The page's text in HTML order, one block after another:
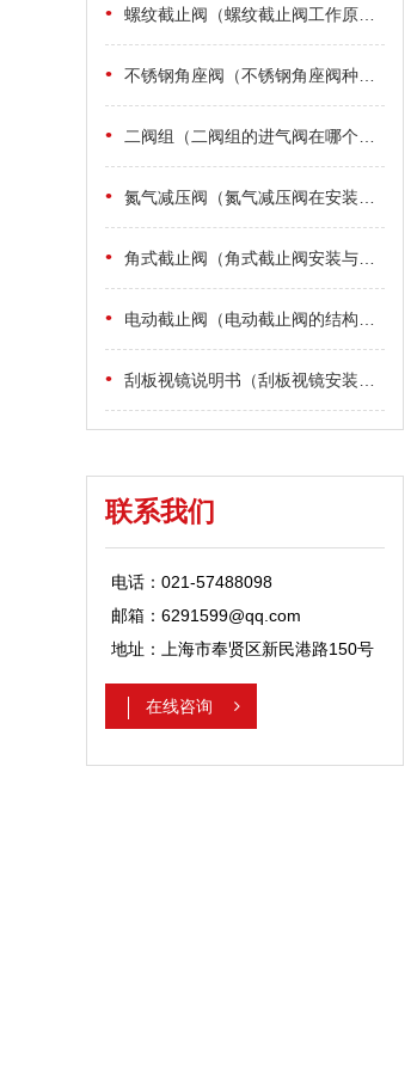
• 螺纹截止阀（螺纹截止阀工作原理）
• 不锈钢角座阀（不锈钢角座阀种类及应用参数）
• 二阀组（二阀组的进气阀在哪个位置及作用）
• 氮气减压阀（氮气减压阀在安装和维护需要注意哪些事项）
• 角式截止阀（角式截止阀安装与维护）
• 电动截止阀（电动截止阀的结构特点）
• 刮板视镜说明书（刮板视镜安装详细说明）
联系我们
电话：021-57488098
邮箱：6291599@qq.com
地址：上海市奉贤区新民港路150号
在线咨询